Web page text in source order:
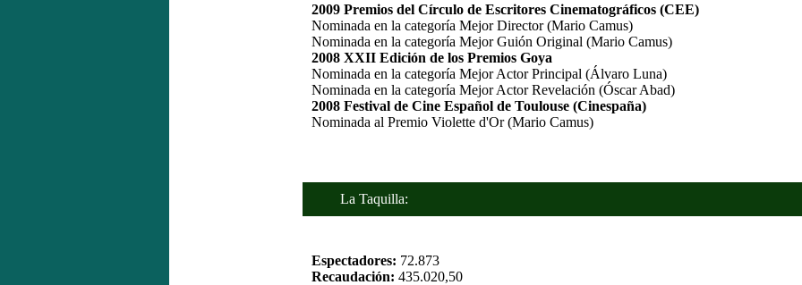
2009 Premios del Círculo de Escritores Cinematográficos (CEE)
Nominada en la categoría Mejor Director (Mario Camus)
Nominada en la categoría Mejor Guión Original (Mario Camus)
2008 XXII Edición de los Premios Goya
Nominada en la categoría Mejor Actor Principal (Álvaro Luna)
Nominada en la categoría Mejor Actor Revelación (Óscar Abad)
2008 Festival de Cine Español de Toulouse (Cinespaña)
Nominada al Premio Violette d'Or (Mario Camus)
La Taquilla:
Espectadores: 72.873
Recaudación: 435.020,50